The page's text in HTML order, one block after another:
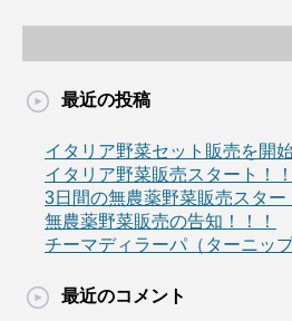
最近の投稿
イタリア野菜セット販売を開
イタリア野菜販売スタート！！
3日間の無農薬野菜販売スター
無農薬野菜販売の告知！！！
チーマディラーパ（ターニップ
最近のコメント